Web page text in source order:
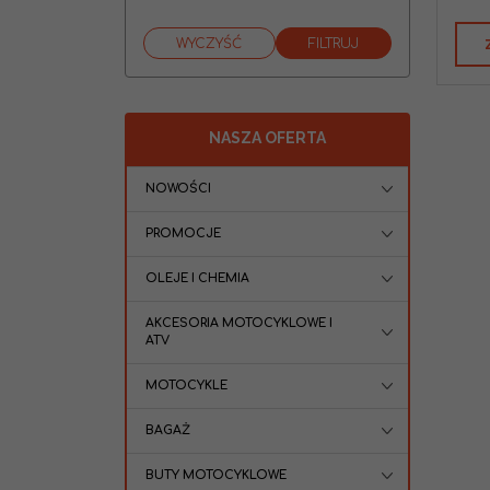
NASZA OFERTA
NOWOŚCI
PROMOCJE
OLEJE I CHEMIA
AKCESORIA MOTOCYKLOWE I
ATV
MOTOCYKLE
BAGAŻ
BUTY MOTOCYKLOWE